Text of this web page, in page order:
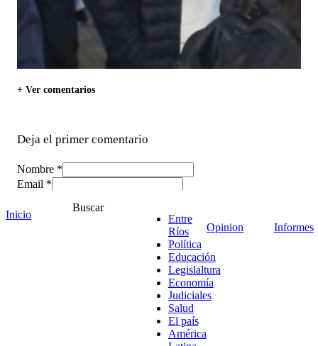
+ Ver comentarios
Deja el primer comentario
Nombre *
Email *
Inicio
Buscar
Entre
Ríos
Política
Educación
Legislaltura
Economía
Judiciales
Salud
El país
América
Opinion Informes